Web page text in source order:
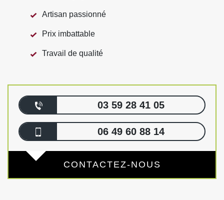
Artisan passionné
Prix imbattable
Travail de qualité
03 59 28 41 05
06 49 60 88 14
CONTACTEZ-NOUS